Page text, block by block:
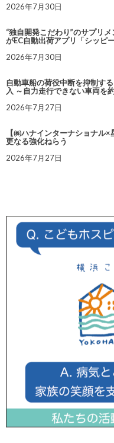
2026年7月30日
“独自開発こだわり”のサプリ
がEC自動出荷アプリ「シッピ
2026年7月30日
自動車船の荷役中断を抑制す
入 ～自力走行できない車両を
2026年7月27日
【㈱ハナインターナショナル
更なる強化ねらう
2026年7月27日